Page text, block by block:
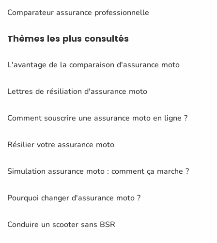
Comparateur assurance professionnelle
Thèmes les plus consultés
L'avantage de la comparaison d'assurance moto
Lettres de résiliation d'assurance moto
Comment souscrire une assurance moto en ligne ?
Résilier votre assurance moto
Simulation assurance moto : comment ça marche ?
Pourquoi changer d'assurance moto ?
Conduire un scooter sans BSR